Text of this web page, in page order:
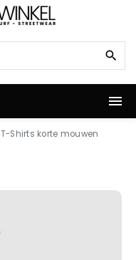
e
k
a
T-Shirts korte mouwen